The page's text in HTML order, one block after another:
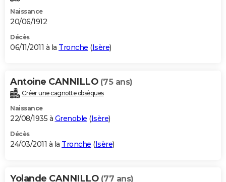
Naissance
20/06/1912
Décès
06/11/2011 à la Tronche (Isère)
Antoine CANNILLO (75 ans)
Créer une cagnotte obsèques
Naissance
22/08/1935 à Grenoble (Isère)
Décès
24/03/2011 à la Tronche (Isère)
Yolande CANNILLO (77 ans)